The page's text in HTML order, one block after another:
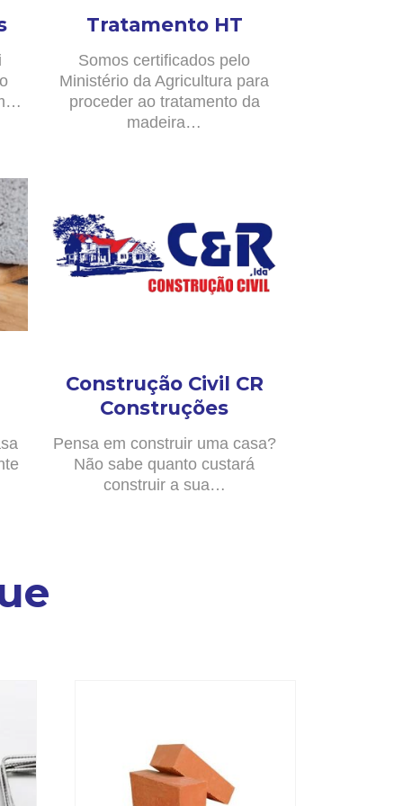
Tratamento HT
Somos certificados pelo
Ministério da Agricultura para
proceder ao tratamento da
madeira…
Construção Civil CR
Construções
Pensa em construir uma casa?
Não sabe quanto custará
construir a sua…